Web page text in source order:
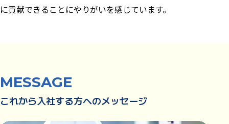
に貢献できることにやりがいを感じています。
MESSAGE
これから入社する方へのメッセージ